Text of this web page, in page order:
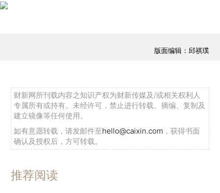
版面编辑：邱祺璞
财新网所刊载内容之知识产权为财新传媒及/或相关权利人
专属所有或持有。未经许可，禁止进行转载、摘编、复制及
建立镜像等任何使用。
如有意愿转载，请发邮件至hello@caixin.com ，获得书面
确认及授权后，方可转载。
推荐阅读